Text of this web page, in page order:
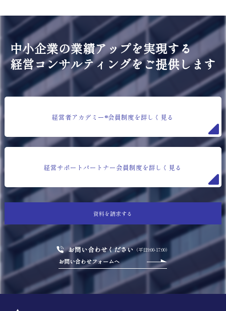
中小企業の業績アップを実現する
経営コンサルティングをご提供します
資料を請求する
お問い合わせください （平日9:00-17:00）
お問い合わせフォームへ
経営者アカデミー®会員制度を詳しく見る
経営サポートパートナー会員制度を詳しく見る